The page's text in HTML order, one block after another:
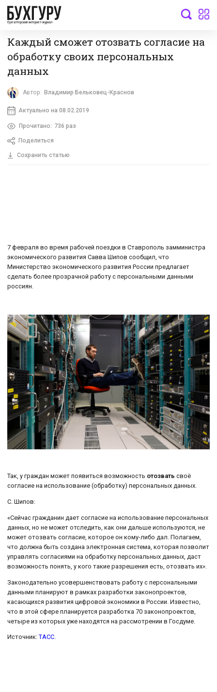
бухгалтерский интернет-журнал
Каждый сможет отозвать согласие на
обработку своих персональных
данных
Автор: Владимир Бельковец-Краснов
Актуально на 08.02.2019
Прочитано: 736 раз
Поделиться
Сохранить статью
7 февраля во время рабочей поездки в Ставрополь замминистра
экономического развития Савва Шипов сообщил, что
Министерство экономического развития России предлагает
сделать более прозрачной работу с персональными данными
россиян.
Так, у граждан может появиться возможность отозвать своё
согласие на использование (обработку) персональных данных.
С. Шипов:
«Сейчас гражданин дает согласие на использование персональных
данных, но не может отследить, как они дальше используются, не
может отозвать согласие, которое он кому-либо дал. Полагаем,
что должна быть создана электронная система, которая позволит
управлять согласиями на обработку персональных данных, даст
возможность понять, у кого такие разрешения есть, отозвать их».
Законодательно усовершенствовать работу с персональными
данными планируют в рамках разработки законопроектов,
касающихся развития цифровой экономики в России. Известно,
что в этой сфере планируется разработка 70 законопроектов,
четыре из которых уже находятся на рассмотрении в Госдуме.
Источник: ТАСС.